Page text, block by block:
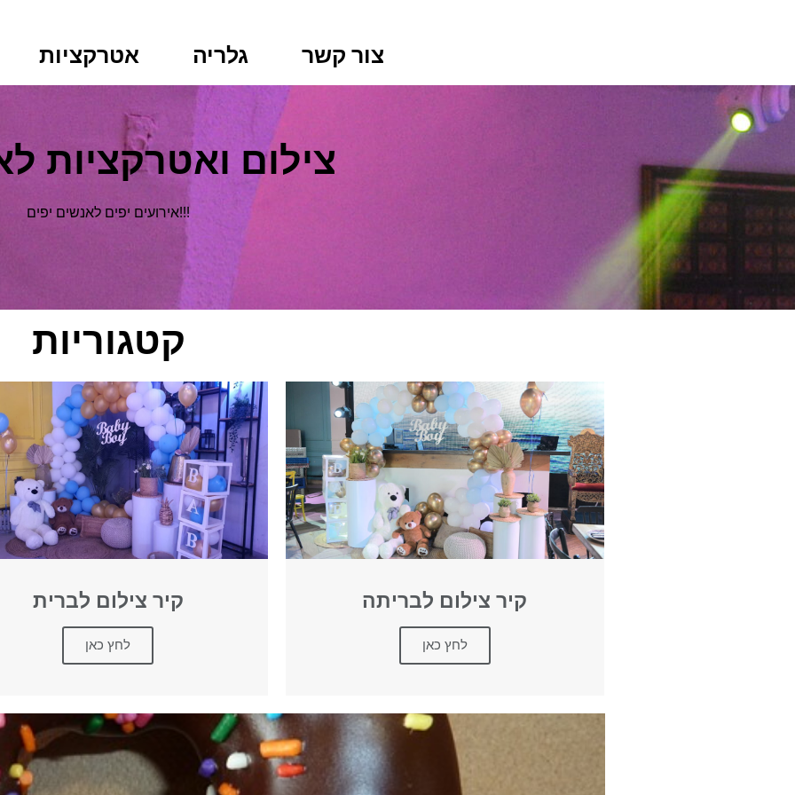
אטרקציות גלריה צור קשר
צילום ואטרקציות
אירועים יפים לאנשים יפים!!!
קטגוריות
קיר צילום לברית
לחץ כאן
קיר צילום לבריתה
לחץ כאן